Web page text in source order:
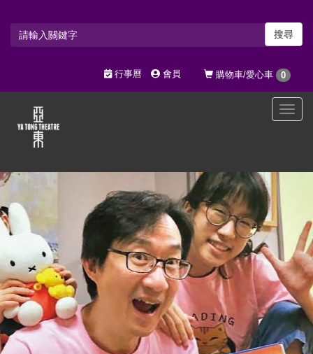
搜尋
購物車/愛心車 0
行事曆 會員
選